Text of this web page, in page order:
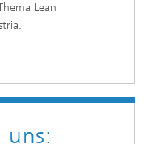
Lean
uns: